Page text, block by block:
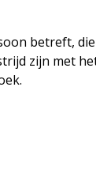
betreft,
zijn met